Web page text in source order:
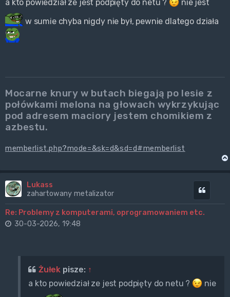
a kto powiedział ze jest podpięty do netu ?
nie jest
w sumie chyba nigdy nie był, pewnie dlatego działa
Mocarne knury w butach biegają po lesie z
połówkami melona na głowach wykrzykując
pod adresem maciory jestem chomikiem z
azbestu.
memberlist.php?mode=&sk=d&sd=d#memberlist
Lukass
zahartowany metalizator
Re: Problemy z komputerami, oprogramowaniem etc.
30-03-2026, 19:48
Żułek pisze: ↑
a kto powiedział ze jest podpięty do netu ?
nie